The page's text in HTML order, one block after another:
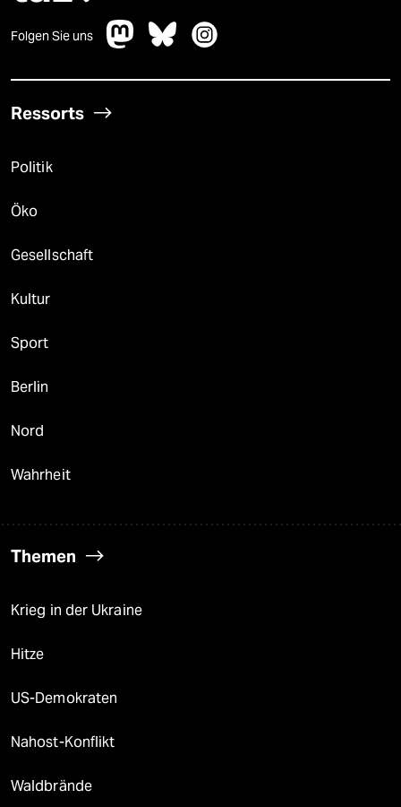
Folgen Sie uns
Ressorts
Politik
Öko
Gesellschaft
Kultur
Sport
Berlin
Nord
Wahrheit
Themen
Krieg in der Ukraine
Hitze
US-Demokraten
Nahost-Konflikt
Waldbrände